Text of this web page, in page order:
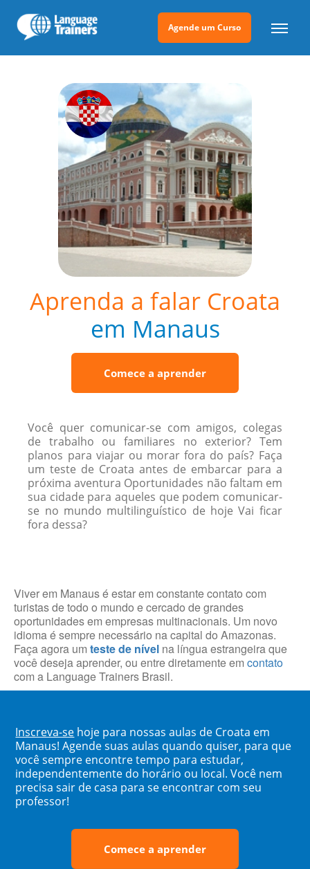
Agende um Curso
Aprenda a falar Croata
em Manaus
Comece a aprender
Você quer comunicar-se com amigos, colegas
de trabalho ou familiares no exterior? Tem
planos para viajar ou morar fora do país? Faça
um teste de Croata antes de embarcar para a
próxima aventura Oportunidades não faltam em
sua cidade para aqueles que podem comunicar-
se no mundo multilinguístico de hoje Vai ficar
fora dessa?
Viver em Manaus é estar em constante contato com
turistas de todo o mundo e cercado de grandes
oportunidades em empresas multinacionais. Um novo
idioma é sempre necessário na capital do Amazonas.
Faça agora um teste de nível na língua estrangeira que
você deseja aprender, ou entre diretamente em contato
com a Language Trainers Brasil.
Inscreva-se hoje para nossas aulas de Croata em
Manaus! Agende suas aulas quando quiser, para que
você sempre encontre tempo para estudar,
independentemente do horário ou local. Você nem
precisa sair de casa para se encontrar com seu
professor!
Comece a aprender